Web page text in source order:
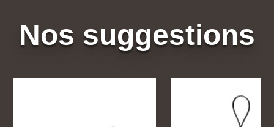
Nos suggestions